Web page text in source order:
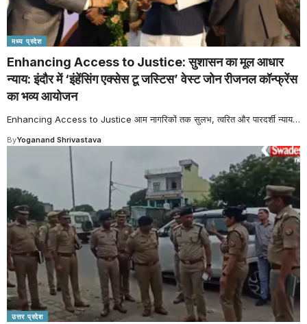
मध्य प्रदेश
Enhancing Access to Justice: सुशासन का मूल आधार
न्याय: इंदौर में ‘इंहेंसिंग एक्सेस टू जस्टिस’ वेस्ट जोन रीजनल कॉन्फ्रेंस
का भव्य आयोजन
Enhancing Access to Justice आम नागरिकों तक सुलभ, त्वरित और पारदर्शी न्याय…
ByYoganand Shrivastava
उत्तर प्रदेश